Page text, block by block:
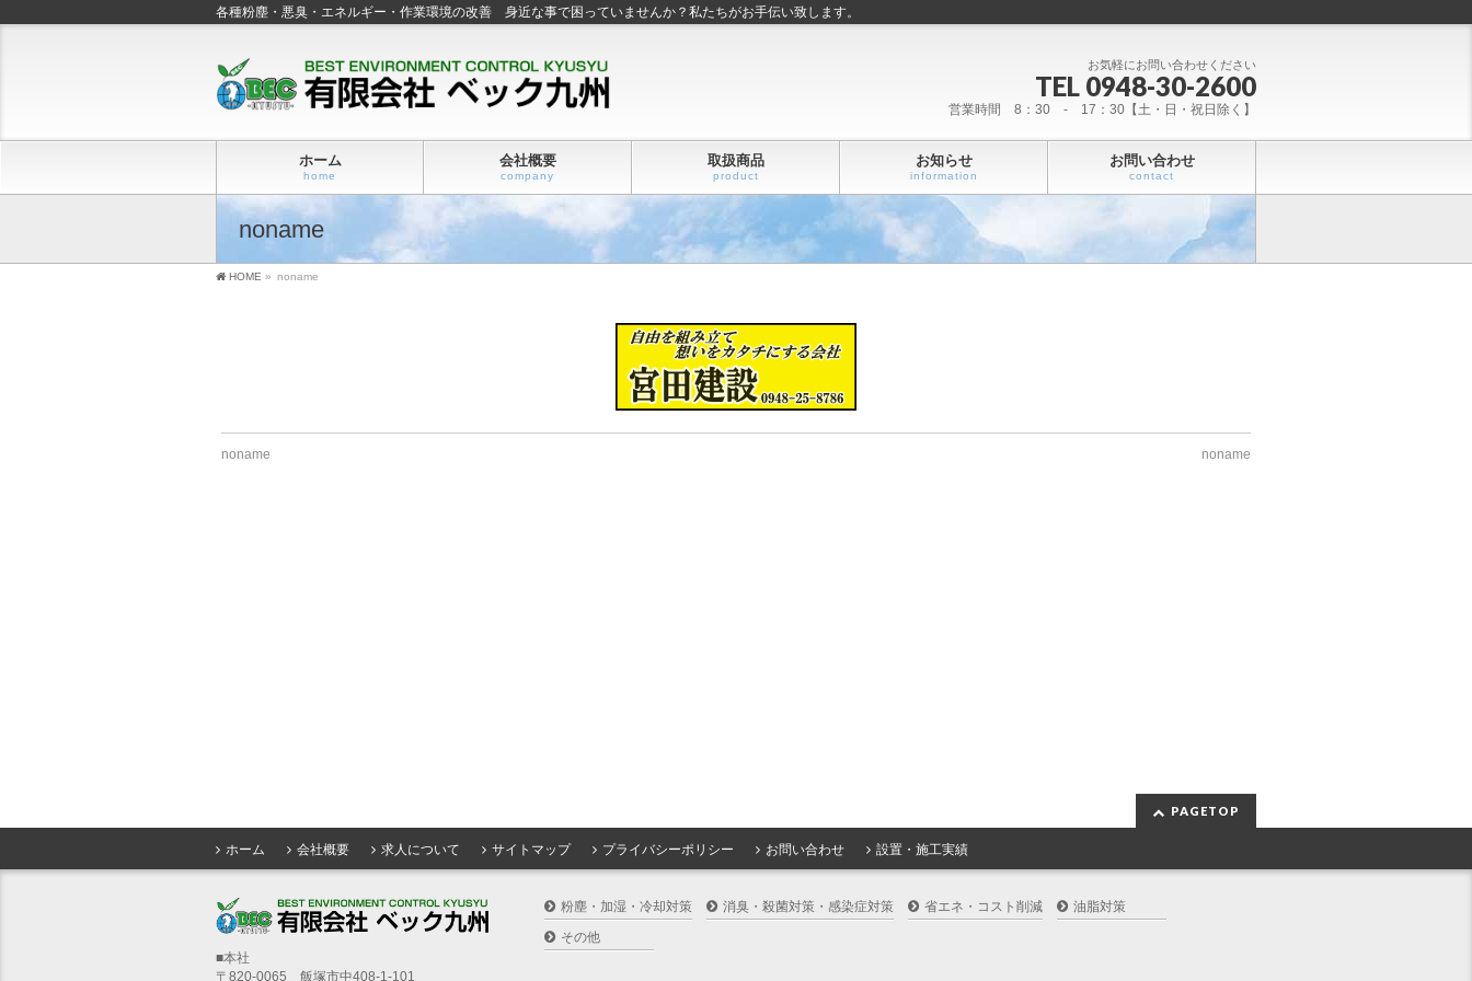
各種粉塵・悪臭・エネルギー・作業環境の改善 身近な事で困っていませんか？私たちがお手伝い致します。
お気軽にお問い合わせください
TEL 0948-30-2600
営業時間 8：30 - 17：30【土・日・祝日除く】
ホーム
home
会社概要
company
取扱商品
product
お知らせ
information
お問い合わせ
contact
noname
HOME » noname
noname noname
PAGETOP
ホーム 会社概要 求人について サイトマップ プライバシーポリシー お問い合わせ 設置・施工実績
■本社
〒820-0065 飯塚市中408-1-101
粉塵・加湿・冷却対策 消臭・殺菌対策・感染症対策 省エネ・コスト削減
油脂対策
その他